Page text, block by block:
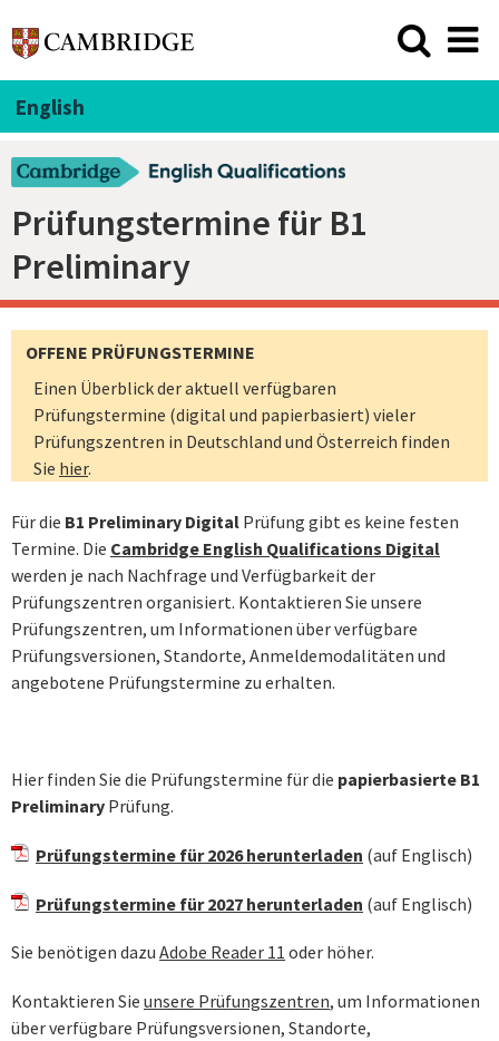
English
Prüfungstermine für B1
Preliminary
OFFENE PRÜFUNGSTERMINE
Einen Überblick der aktuell verfügbaren
Prüfungstermine (digital und papierbasiert) vieler
Prüfungszentren in Deutschland und Österreich finden
Sie hier.
Für die B1 Preliminary Digital Prüfung gibt es keine festen
Termine. Die Cambridge English Qualifications Digital
werden je nach Nachfrage und Verfügbarkeit der
Prüfungszentren organisiert. Kontaktieren Sie unsere
Prüfungszentren, um Informationen über verfügbare
Prüfungsversionen, Standorte, Anmeldemodalitäten und
angebotene Prüfungstermine zu erhalten.
Hier finden Sie die Prüfungstermine für die papierbasierte B1
Preliminary Prüfung.
Prüfungstermine für 2026 herunterladen (auf Englisch)
Prüfungstermine für 2027 herunterladen (auf Englisch)
Sie benötigen dazu Adobe Reader 11 oder höher.
Kontaktieren Sie unsere Prüfungszentren, um Informationen
über verfügbare Prüfungsversionen, Standorte,